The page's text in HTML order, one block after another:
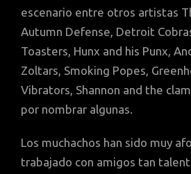
escenario entre otros artistas
Autumn Defense, Detroit
Toasters, Hunx and his Punx,
Zoltars, Smoking Popes,
Vibrators, Shannon and the
por nombrar algunas.
Los muchachos han sido muy
trabajado con amigos tan